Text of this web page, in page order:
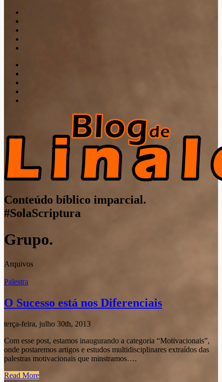
Conteúdo bíblico imparcial.
#SolaScriptura
Grupo.
Arquivos
Palestra
O Sucesso está nos Diferenciais
terça-feira, julho 30th, 2013
Com esse post, estamos inaugurando a categoria “Motivacionais”,
onde postaremos artigos e estudos multidisciplinares extraídos das
palestras motivacionais que minstramos….
Read More